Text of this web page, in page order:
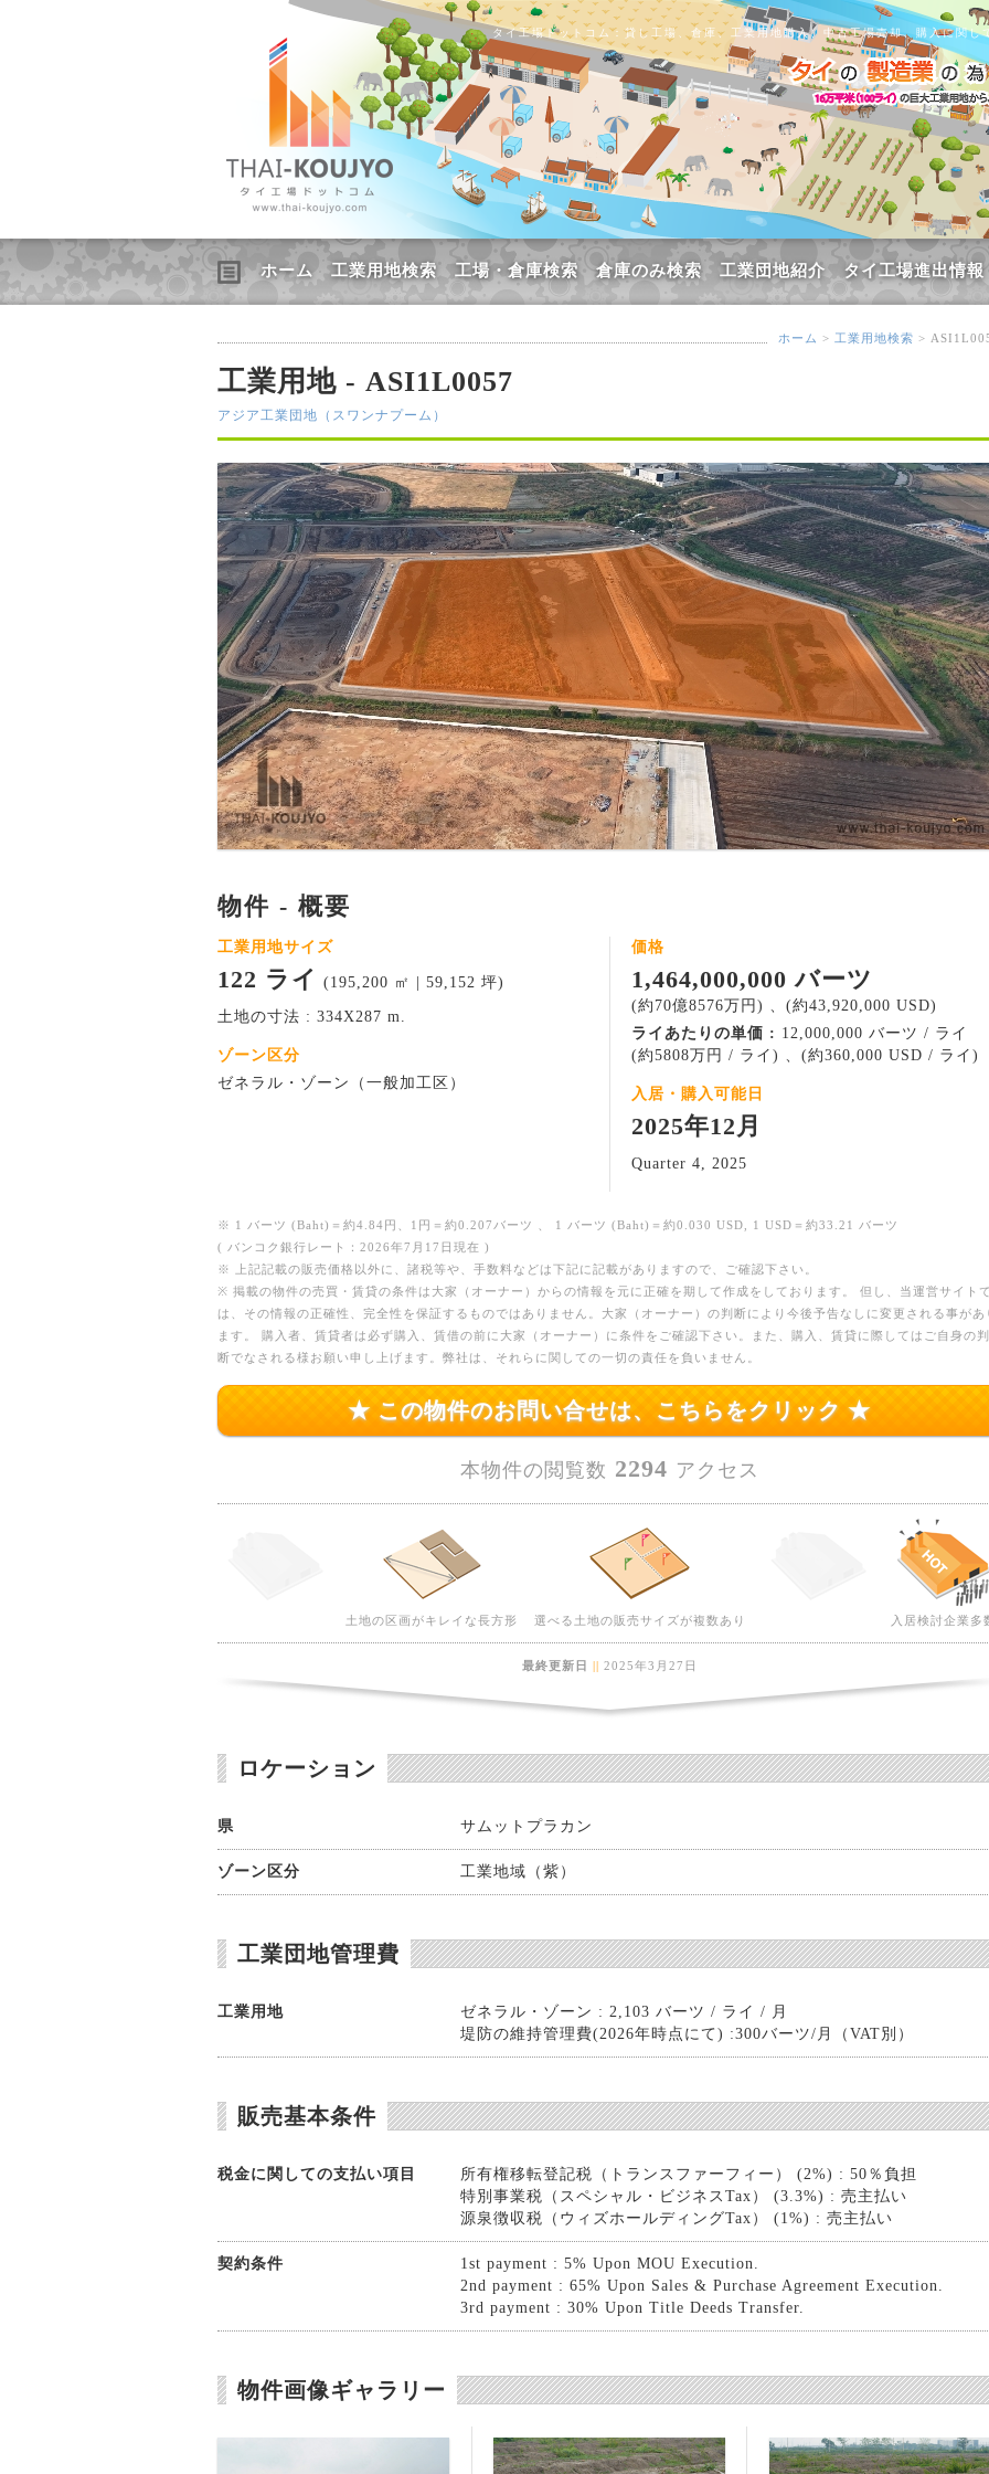
タイ工場ドットコム：貸し工場、倉庫、工業用地購入、中古工場売却、購入に関
ホーム 工業用地検索 工場・倉庫検索 倉庫のみ検索 工業団地紹介 タイ工場進出情報
ホーム > 工業用地検索 >
工業用地 - ASI1L0057
アジア工業団地（スワンナプーム）
物件 - 概要
工業用地サイズ
122 ライ (195,200 ㎡ | 59,152 坪)
土地の寸法 : 334X287 m.
ゾーン区分
ゼネラル・ゾーン（一般加工区）
価格
1,464,000,000 バーツ
(約70億8576万円) 、(約43,920,000 USD)
ライあたりの単価 : 12,000,000 バーツ / ライ
(約5808万円 / ライ) 、(約360,000 USD / ライ)
入居・購入可能日
2025年12月
Quarter 4, 2025
※ 1 バーツ (Baht)＝約4.84円、1円＝約0.207バーツ 、 1 バーツ (Baht)＝約0.030 USD, 1 USD＝約33.21 バーツ
( バンコク銀行レート：2026年7月17日現在 )
※ 上記記載の販売価格以外に、諸税等や、手数料などは下記に記載がありますので、ご確認下さい。
※ 掲載の物件の売買・賃貸の条件は大家（オーナー）からの情報を元に正確を期して作成をしております。 但し、当運営サイト
は、その情報の正確性、完全性を保証するものではありません。大家（オーナー）の判断により今後予告なしに変更される事があ
ます。 購入者、賃貸者は必ず購入、賃借の前に大家（オーナー）に条件をご確認下さい。また、購入、賃貸に際してはご自身の判
断でなされる様お願い申し上げます。弊社は、それらに関しての一切の責任を負いません。
★ この物件のお問い合せは、こちらをクリック ★
本物件の閲覧数 2294 アクセス
土地の区画がキレイな長方形 選べる土地の販売サイズが複数あり 入居検討企業多
最終更新日 || 2025年3月27日
ロケーション
県 サムットプラカン
ゾーン区分 工業地域（紫）
工業団地管理費
工業用地
ゼネラル・ゾーン : 2,103 バーツ / ライ / 月
堤防の維持管理費(2026年時点にて) :300バーツ/月（VAT別）
販売基本条件
税金に関しての支払い項目
所有権移転登記税（トランスファーフィー） (2%) : 50％負担
特別事業税（スペシャル・ビジネスTax） (3.3%) : 売主払い
源泉徴収税（ウィズホールディングTax） (1%) : 売主払い
契約条件
1st payment : 5% Upon MOU Execution.
2nd payment : 65% Upon Sales & Purchase Agreement Execution.
3rd payment : 30% Upon Title Deeds Transfer.
物件画像ギャラリー